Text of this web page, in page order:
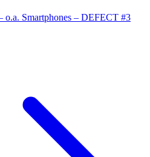
o.a. Smartphones – DEFECT #3